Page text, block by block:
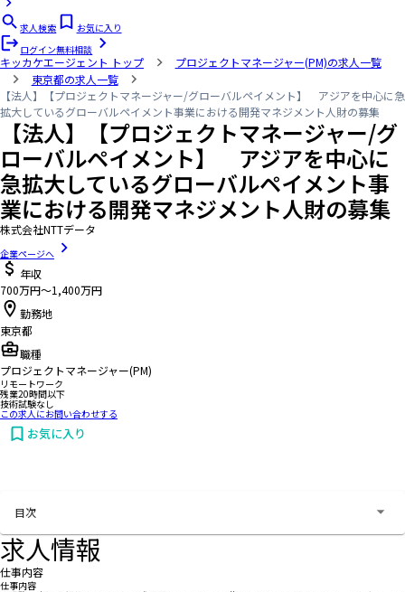
求人検索
お気に入り
ログイン無料相談
キッカケエージェント トップ
プロジェクトマネージャー(PM)の求人一覧
東京都の求人一覧
【法人】【プロジェクトマネージャー/グローバルペイメント】 アジアを中心に急
拡大しているグローバルペイメント事業における開発マネジメント人財の募集
【法人】【プロジェクトマネージャー/グ
ローバルペイメント】 アジアを中心に
急拡大しているグローバルペイメント事
業における開発マネジメント人財の募集
株式会社NTTデータ
企業ページへ
年収
700万円〜1,400万円
勤務地
東京都
職種
プロジェクトマネージャー(PM)
リモートワーク
残業20時間以下
技術試験なし
この求人にお問い合わせする
お気に入り
目次
求人情報
仕事内容
仕事内容